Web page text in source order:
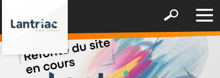
le
Afficher
formulaire
de
recherche